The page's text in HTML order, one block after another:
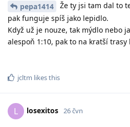
pepa1414
Že ty jsi tam dal to
pak funguje spíš jako lepidlo.
Když už je nouze, tak mýdlo nebo
alespoň 1:10, pak to na kratší trasy
jcltm likes this
L losexitos 26 čvn